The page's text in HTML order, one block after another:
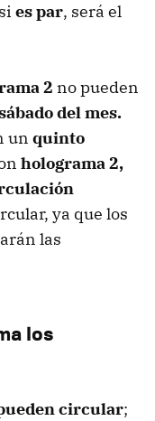
es par, será el
2 no pueden
del mes.
un quinto
holograma 2,
ya que los
las
los
circular;